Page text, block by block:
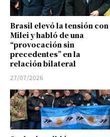
Brasil elevó la tensión con
Milei y habló de una
“provocación sin
precedentes” en la
relación bilateral
27/07/2026